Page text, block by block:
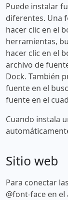
Puede instalar
diferentes. Una
hacer clic en el
herramientas,
hacer clic en el
archivo de
Dock. También
fuente en el
fuente en el
Cuando instala
Sitio web
Para conectar
@font-face en el